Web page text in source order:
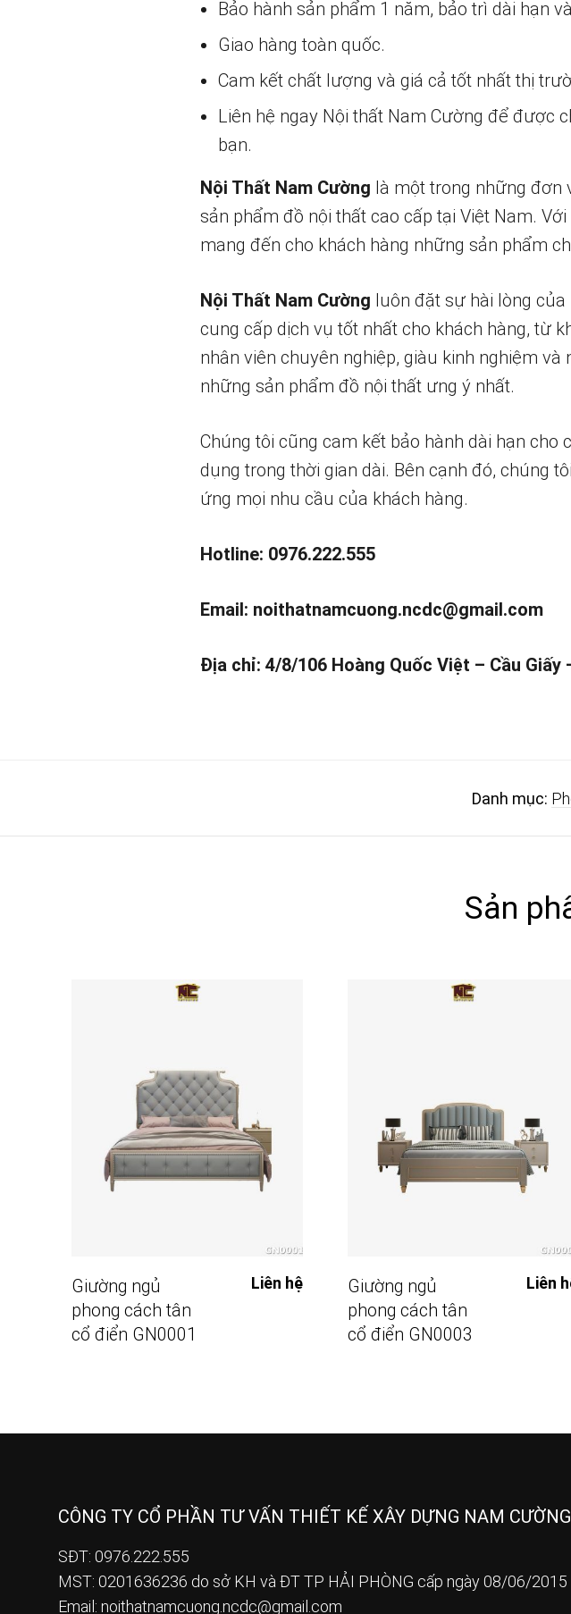
Bảo hành sản phẩm 1 năm, bảo trì dài hạn
Giao hàng toàn quốc.
Cam kết chất lượng và giá cả tốt nhất thị
Liên hệ ngay Nội thất Nam Cường để được
bạn.
Nội Thất Nam Cường là một trong những đơn
sản phẩm đồ nội thất cao cấp tại Việt Nam.
mang đến cho khách hàng những sản phẩm
Nội Thất Nam Cường luôn đặt sự hài lòng
cung cấp dịch vụ tốt nhất cho khách hàng, từ
nhân viên chuyên nghiệp, giàu kinh nghiệm
những sản phẩm đồ nội thất ưng ý nhất.
Chúng tôi cũng cam kết bảo hành dài hạn
dụng trong thời gian dài. Bên cạnh đó, chúng
ứng mọi nhu cầu của khách hàng.
Hotline: 0976.222.555
Email: noithatnamcuong.ncdc@gmail.com
Địa chỉ: 4/8/106 Hoàng Quốc Việt – Cầu Giấy
Danh mục:
Sản
Giường ngủ
phong cách tân
cổ điển GN0001
Liên hệ
Giường ngủ
phong cách tân
cổ điển GN0003
Liên
CÔNG TY CỔ PHẦN TƯ VẤN THIẾT KẾ XÂY DỰNG NAM CƯỜNG
SĐT: 0976.222.555
MST: 0201636236 do sở KH và ĐT TP HẢI PHÒNG cấp ngày 08/06/2015
Email: noithatnamcuong.ncdc@gmail.com